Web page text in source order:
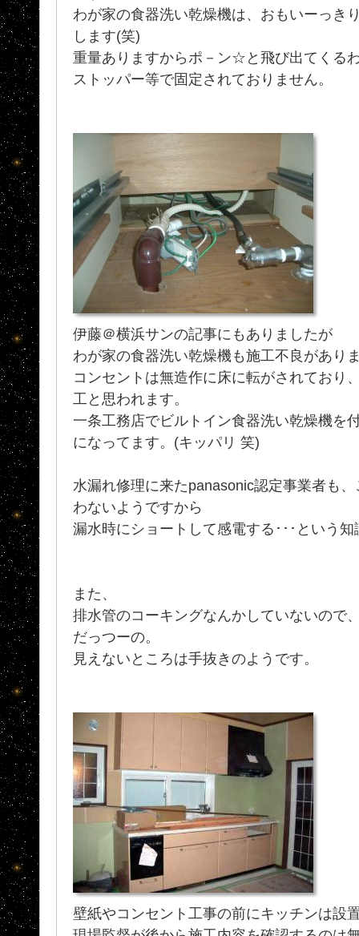
わが家の食器洗い乾燥機は、おもいーっき
します(笑)
重量ありますからポ－ン☆と飛び出てくる
ストッパー等で固定されておりません。
伊藤＠横浜サンの記事にもありましたが
わが家の食器洗い乾燥機も施工不良があり
コンセントは無造作に床に転がされており
工と思われます。
一条工務店でビルトイン食器洗い乾燥機を
になってます。(キッパリ 笑)
水漏れ修理に来たpanasonic認定事業者も
わないようですから
漏水時にショートして感電する･･･という
また、
排水管のコーキングなんかしていないので
だっつーの。
見えないところは手抜きのようです。
壁紙やコンセント工事の前にキッチンは設